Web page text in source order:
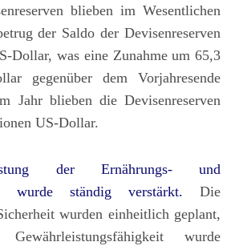
blieben im Wesentlichen
der Saldo der Devisenreserven
Dollar, was eine Zunahme um 65,3
gegenüber dem Vorjahresende
Jahr blieben die Devisenreserven
US-Dollar.
der Ernährungs- und
wurde ständig verstärkt. Die
wurden einheitlich geplant,
wurde